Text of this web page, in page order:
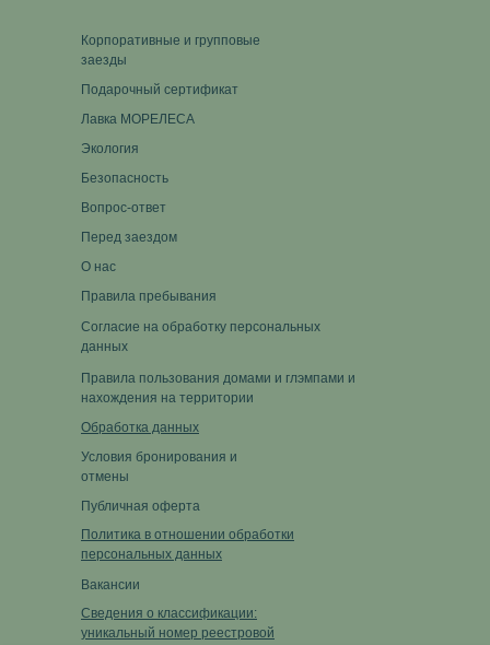
Корпоративные и групповые
заезды
Публичная оферта
Условия бронирования и
отмены
Перед заездом
Лавка МОРЕЛЕСА
Подарочный сертификат
Обработка данных
Политика в отношении обработки
персональных данных
Сведения о классификации:
уникальный номер реестровой
Правила пребывания
Согласие на обработку персональных
данных
Правила пользования домами и глэмпами и
нахождения на территории
Безопасность
Экология
О нас
Вакансии
Вопрос-ответ